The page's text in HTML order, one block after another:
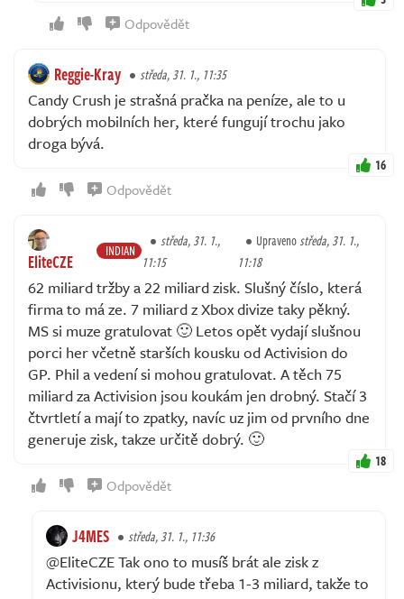
Odpovědět
Reggie-Kray středa, 31. 1., 11:35
Candy Crush je strašná pračka na peníze, ale to u
dobrých mobilních her, které fungují trochu jako
droga bývá.
16
Odpovědět
EliteCZE INDIAN
středa, 31. 1.,
11:15
Upravenostředa, 31. 1.,
11:18
62 miliard tržby a 22 miliard zisk. Slušný číslo, která
firma to má ze. 7 miliard z Xbox divize taky pěkný.
MS si muze gratulovat 🙂 Letos opět vydají slušnou
porci her včetně starších kousku od Activision do
GP. Phil a vedení si mohou gratulovat. A těch 75
miliard za Activision jsou koukám jen drobný. Stačí 3
čtvrtletí a mají to zpatky, navíc uz jim od prvního dne
generuje zisk, takze určitě dobrý. 🙂
18
Odpovědět
J4MES středa, 31. 1., 11:36
@EliteCZE Tak ono to musíš brát ale zisk z
Activisionu, který bude třeba 1-3 miliard, takže to